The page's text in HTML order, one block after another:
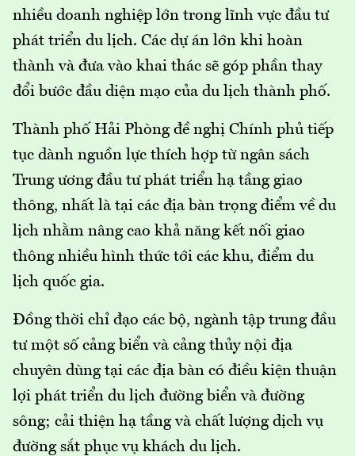
nhiều doanh nghiệp lớn trong lĩnh vực đầu tư
phát triển du lịch. Các dự án lớn khi hoàn
thành và đưa vào khai thác sẽ góp phần thay
đổi bước đầu diện mạo của du lịch thành phố.
Thành phố Hải Phòng đề nghị Chính phủ tiếp
tục dành nguồn lực thích hợp từ ngân sách
Trung ương đầu tư phát triển hạ tầng giao
thông, nhất là tại các địa bàn trọng điểm về du
lịch nhằm nâng cao khả năng kết nối giao
thông nhiều hình thức tới các khu, điểm du
lịch quốc gia.
Đồng thời chỉ đạo các bộ, ngành tập trung đầu
tư một số cảng biển và cảng thủy nội địa
chuyên dùng tại các địa bàn có điều kiện thuận
lợi phát triển du lịch đường biển và đường
sông; cải thiện hạ tầng và chất lượng dịch vụ
đường sắt phục vụ khách du lịch.